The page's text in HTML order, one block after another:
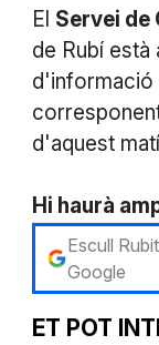
El Servei de
de Rubí
d'informació
d'aquest
Hi haurà
Escull
Google
ET POT